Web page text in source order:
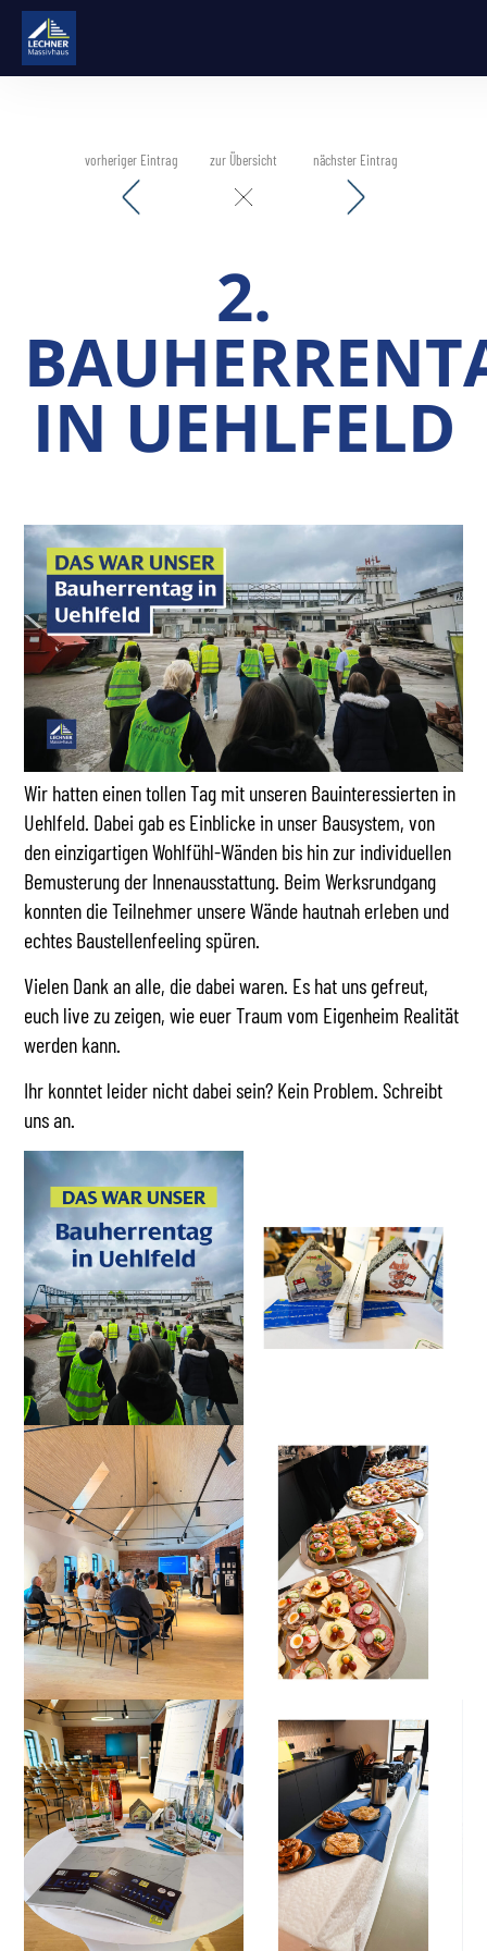
vorheriger Eintrag zur Übersicht nächster Eintrag
2.
IN UEHLFELD
Wir hatten einen tollen Tag mit unseren Bauinteressierten in
Uehlfeld. Dabei gab es Einblicke in unser Bausystem, von
den einzigartigen Wohlfühl-Wänden bis hin zur individuellen
Bemusterung der Innenausstattung. Beim Werksrundgang
konnten die Teilnehmer unsere Wände hautnah erleben und
echtes Baustellenfeeling spüren.
Vielen Dank an alle, die dabei waren. Es hat uns gefreut,
euch live zu zeigen, wie euer Traum vom Eigenheim Realität
werden kann.
Ihr konntet leider nicht dabei sein? Kein Problem. Schreibt
uns an.